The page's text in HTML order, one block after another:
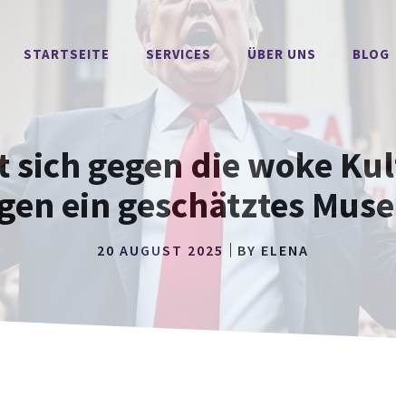
STARTSEITE SERVICES ÜBER UNS BLOG
gegen die woke
ein geschätztes
20 AUGUST 2025 BY ELENA